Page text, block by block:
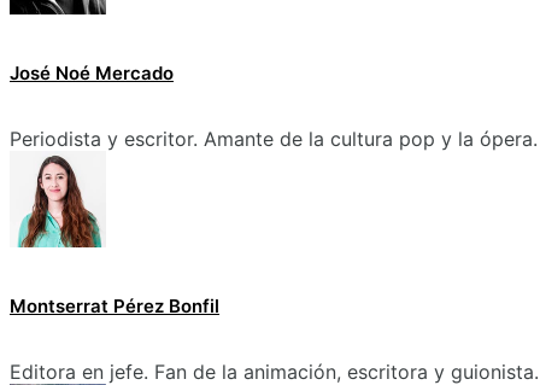
José Noé Mercado
Periodista y escritor. Amante de la cultura pop y la ópera.
Montserrat Pérez Bonfil
Editora en jefe. Fan de la animación, escritora y guionista.